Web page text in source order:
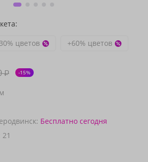
цветов +60% цветов
₽ -15%
Бесплатно сегодня
21